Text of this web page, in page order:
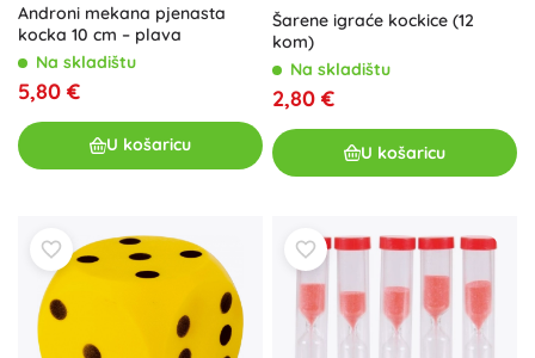
Androni mekana pjenasta
kocka 10 cm – plava
Na skladištu
5,80 €
U košaricu
Šarene igraće kockice (12
kom)
Na skladištu
2,80 €
U košaricu